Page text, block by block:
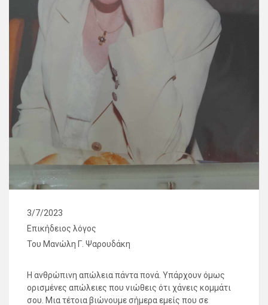
3/7/2023
Επικήδειος λόγος
Του Μανώλη Γ. Ψαρουδάκη
Η ανθρώπινη απώλεια πάντα πονά. Υπάρχουν όμως
ορισμένες απώλειες που νιώθεις ότι χάνεις κομμάτι
σου. Μια τέτοια βιώνουμε σήμερα εμείς που σε